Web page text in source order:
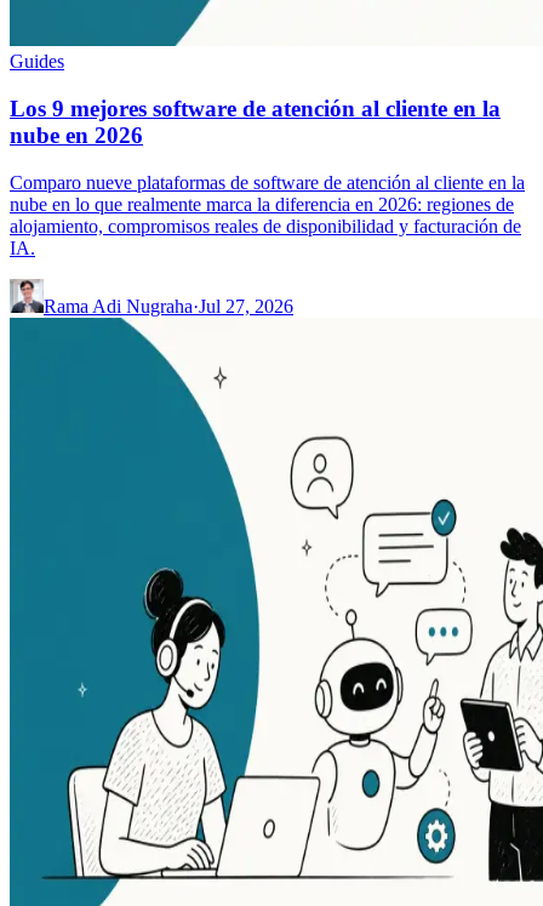
Guides
Los 9 mejores software de atención al cliente en la
nube en 2026
Comparo nueve plataformas de software de atención al cliente en la
nube en lo que realmente marca la diferencia en 2026: regiones de
alojamiento, compromisos reales de disponibilidad y facturación de
IA.
Rama Adi Nugraha·Jul 27, 2026